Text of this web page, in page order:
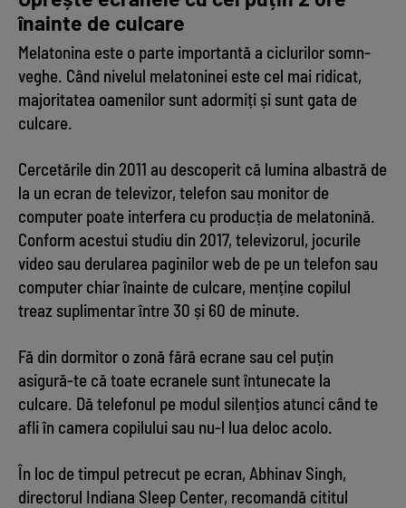
înainte de culcare
Melatonina este o parte importantă a ciclurilor somn-
veghe. Când nivelul melatoninei este cel mai ridicat,
majoritatea oamenilor sunt adormiți și sunt gata de
culcare.
Cercetările din 2011 au descoperit că lumina albastră de
la un ecran de televizor, telefon sau monitor de
computer poate interfera cu producția de melatonină.
Conform acestui studiu din 2017, televizorul, jocurile
video sau derularea paginilor web de pe un telefon sau
computer chiar înainte de culcare, menține copilul
treaz suplimentar între 30 și 60 de minute.
Fă din dormitor o zonă fără ecrane sau cel puțin
asigură-te că toate ecranele sunt întunecate la
culcare. Dă telefonul pe modul silențios atunci când te
afli în camera copilului sau nu-l lua deloc acolo.
În loc de timpul petrecut pe ecran, Abhinav Singh,
directorul Indiana Sleep Center, recomandă cititul